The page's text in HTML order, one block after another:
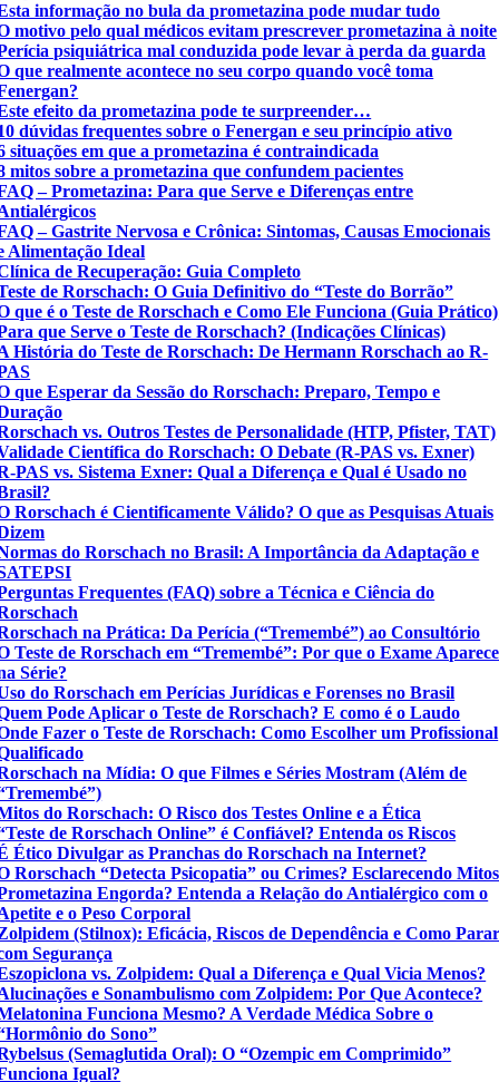
informação no bula da prometazina pode mudar tudo
motivo pelo qual médicos evitam prescrever prometazina à noite
psiquiátrica mal conduzida pode levar à perda da guarda
que realmente acontece no seu corpo quando você toma
efeito da prometazina pode te surpreender…
dúvidas frequentes sobre o Fenergan e seu princípio ativo
situações em que a prometazina é contraindicada
mitos sobre a prometazina que confundem pacientes
– Prometazina: Para que Serve e Diferenças entre
– Gastrite Nervosa e Crônica: Sintomas, Causas Emocionais
Alimentação Ideal
de Recuperação: Guia Completo
de Rorschach: O Guia Definitivo do “Teste do Borrão”
que é o Teste de Rorschach e Como Ele Funciona (Guia Prático)
que Serve o Teste de Rorschach? (Indicações Clínicas)
História do Teste de Rorschach: De Hermann Rorschach ao R-
que Esperar da Sessão do Rorschach: Preparo, Tempo e
vs. Outros Testes de Personalidade (HTP, Pfister, TAT)
Científica do Rorschach: O Debate (R-PAS vs. Exner)
PAS vs. Sistema Exner: Qual a Diferença e Qual é Usado no
Rorschach é Cientificamente Válido? O que as Pesquisas Atuais
do Rorschach no Brasil: A Importância da Adaptação e
Frequentes (FAQ) sobre a Técnica e Ciência do
na Prática: Da Perícia (“Tremembé”) ao Consultório
Teste de Rorschach em “Tremembé”: Por que o Exame Aparece
Série?
do Rorschach em Perícias Jurídicas e Forenses no Brasil
Pode Aplicar o Teste de Rorschach? E como é o Laudo
Fazer o Teste de Rorschach: Como Escolher um Profissional
na Mídia: O que Filmes e Séries Mostram (Além de
do Rorschach: O Risco dos Testes Online e a Ética
de Rorschach Online” é Confiável? Entenda os Riscos
Ético Divulgar as Pranchas do Rorschach na Internet?
Rorschach “Detecta Psicopatia” ou Crimes? Esclarecendo Mitos
Engorda? Entenda a Relação do Antialérgico com o
e o Peso Corporal
(Stilnox): Eficácia, Riscos de Dependência e Como
Segurança
vs. Zolpidem: Qual a Diferença e Qual Vicia Menos?
e Sonambulismo com Zolpidem: Por Que Acontece?
Funciona Mesmo? A Verdade Médica Sobre o
do Sono”
(Semaglutida Oral): O “Ozempic em Comprimido”
Igual?